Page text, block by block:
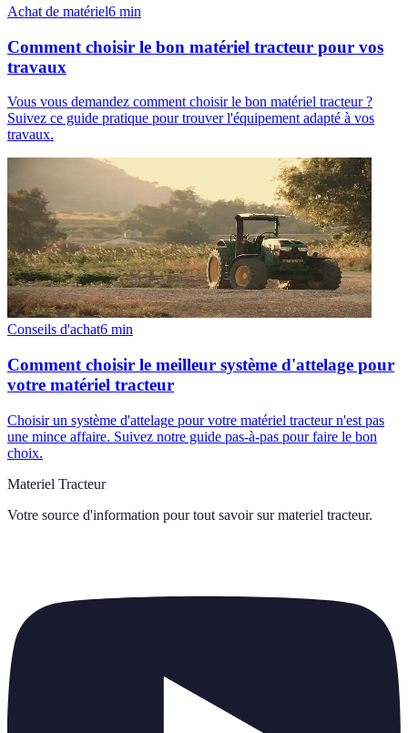
Achat de matériel6 min
Comment choisir le bon matériel tracteur pour vos
travaux
Vous vous demandez comment choisir le bon matériel tracteur ?
Suivez ce guide pratique pour trouver l'équipement adapté à vos
travaux.
Conseils d'achat6 min
Comment choisir le meilleur système d'attelage pour
votre matériel tracteur
Choisir un système d'attelage pour votre matériel tracteur n'est pas
une mince affaire. Suivez notre guide pas-à-pas pour faire le bon
choix.
Materiel Tracteur
Votre source d'information pour tout savoir sur materiel tracteur.